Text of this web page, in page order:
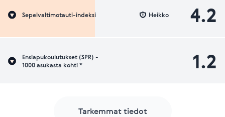
Sepelvaltimotauti-indeksi 4.2
Heikko
Ensiapukoulutukset (SPR) -
1000 asukasta kohti *
1.2
Tarkemmat tiedot